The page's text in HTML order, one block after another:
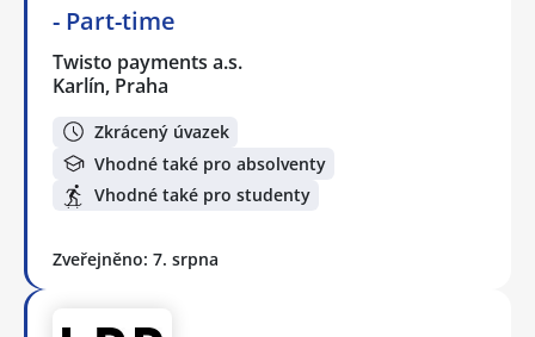
- Part-time
Twisto payments a.s.
Karlín, Praha
Zkrácený úvazek
Vhodné také pro absolventy
Vhodné také pro studenty
Zveřejněno: 7. srpna